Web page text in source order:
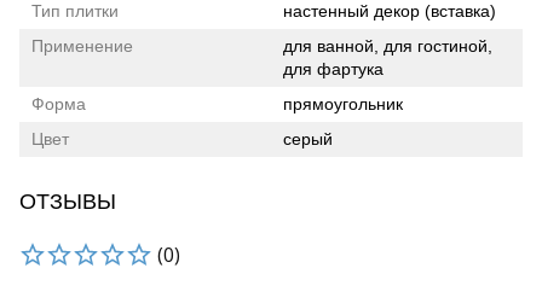
Тип плитки
настенный декор (вставка)
Применение
для ванной, для гостиной,
для фартука
Форма
прямоугольник
Цвет
серый
ОТЗЫВЫ
(0)